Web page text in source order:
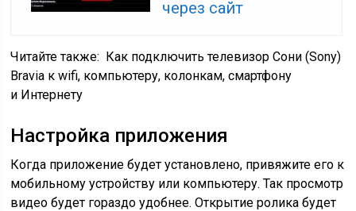
через сайт
Читайте также: Как подключить телевизор Сони (Sony)
Bravia к wifi, компьютеру, колонкам, смартфону
и Интернету
Настройка приложения
Когда приложение будет установлено, привяжите его к
мобильному устройству или компьютеру. Так просмотр
видео будет гораздо удобнее. Открытие ролика будет